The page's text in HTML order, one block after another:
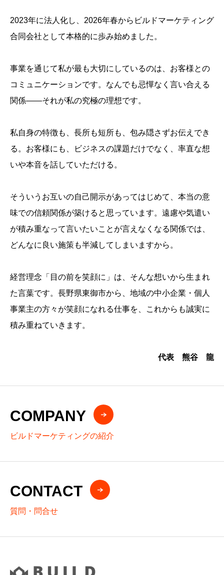
2023年に法人化し、2026年春からビルドマーケティング
合同会社として本格的に歩み始めました。
事業を通じて私が最も大切にしているのは、お客様との
コミュニケーションです。なんでも忌憚なく言い合える
関係——それが私の究極の理想です。
私自身の特徴も、長所も短所も、包み隠さずお伝えでき
る。お客様にも、ビジネスの課題だけでなく、率直な想
いや本音を話していただける。
そういうお互いの自己開示があってはじめて、本当の意
味での信頼関係が築けると思っています。遠慮や気遣い
が積み重なって言いたいことが言えなくなる関係では、
どんなに良い施策も半減してしまいますから。
経営理念「目の前を笑顔に」は、そんな想いから生まれ
た言葉です。長野県東御市から、地域の中小企業・個人
事業主の方々が笑顔になれる仕事を、これからも誠実に
積み重ねていきます。
代表 熊谷 龍
COMPANY
ビルドマーケティングの紹介
CONTACT
質問・問合せ